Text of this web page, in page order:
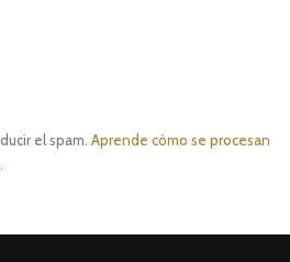
el spam.Aprende cómo se procesan